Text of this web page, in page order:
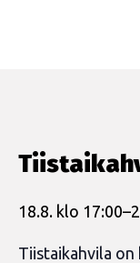
18.8. klo 17:00–
Tiistaikahvila on